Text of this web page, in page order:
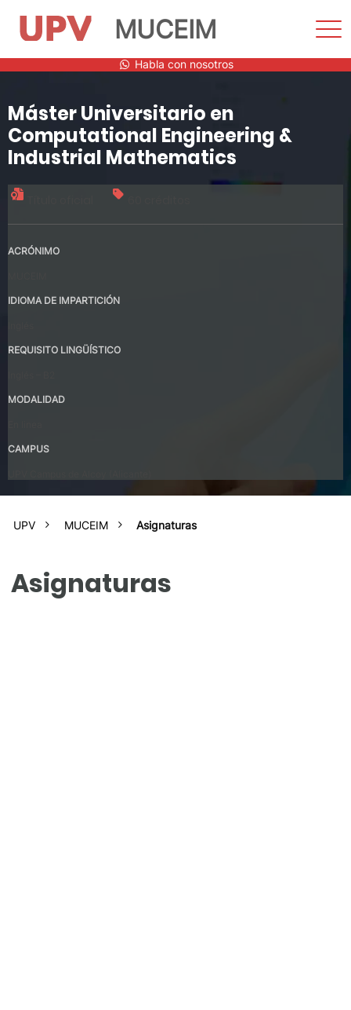
MUCEIM
Habla con nosotros
Máster Universitario en
Computational Engineering &
Industrial Mathematics
ACRÓNIMO
IDIOMA DE IMPARTICIÓN
REQUISITO LINGÜÍSTICO
MODALIDAD
CAMPUS
UPV MUCEIM Asignaturas
Asignaturas